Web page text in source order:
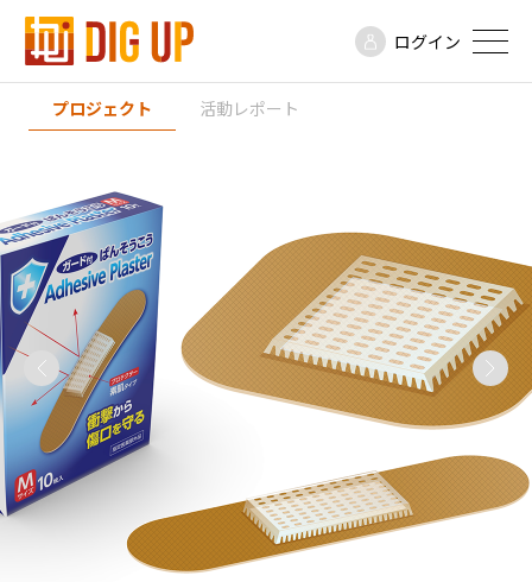
ログイン
プロジェクト 活動レポート